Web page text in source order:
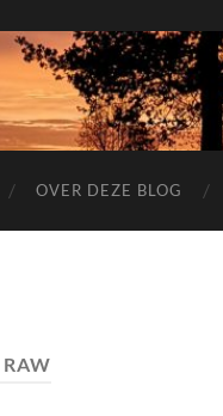
OVER DEZE BLOG
RAW